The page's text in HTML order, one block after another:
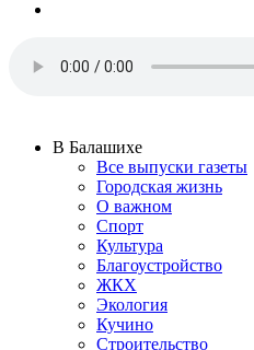
В Балашихе
Все выпуски газеты
Городская жизнь
О важном
Спорт
Культура
Благоустройство
ЖКХ
Экология
Кучино
Строительство